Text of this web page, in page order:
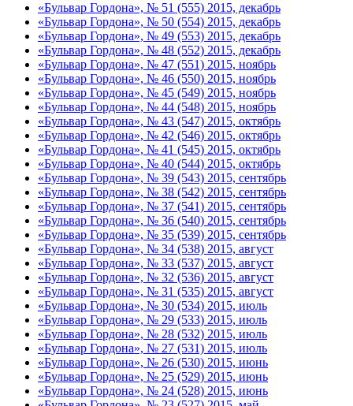
«Бульвар Гордона», № 51 (555) 2015, декабрь
«Бульвар Гордона», № 50 (554) 2015, декабрь
«Бульвар Гордона», № 49 (553) 2015, декабрь
«Бульвар Гордона», № 48 (552) 2015, декабрь
«Бульвар Гордона», № 47 (551) 2015, ноябрь
«Бульвар Гордона», № 46 (550) 2015, ноябрь
«Бульвар Гордона», № 45 (549) 2015, ноябрь
«Бульвар Гордона», № 44 (548) 2015, ноябрь
«Бульвар Гордона», № 43 (547) 2015, октябрь
«Бульвар Гордона», № 42 (546) 2015, октябрь
«Бульвар Гордона», № 41 (545) 2015, октябрь
«Бульвар Гордона», № 40 (544) 2015, октябрь
«Бульвар Гордона», № 39 (543) 2015, сентябрь
«Бульвар Гордона», № 38 (542) 2015, сентябрь
«Бульвар Гордона», № 37 (541) 2015, сентябрь
«Бульвар Гордона», № 36 (540) 2015, сентябрь
«Бульвар Гордона», № 35 (539) 2015, сентябрь
«Бульвар Гордона», № 34 (538) 2015, август
«Бульвар Гордона», № 33 (537) 2015, август
«Бульвар Гордона», № 32 (536) 2015, август
«Бульвар Гордона», № 31 (535) 2015, август
«Бульвар Гордона», № 30 (534) 2015, июль
«Бульвар Гордона», № 29 (533) 2015, июль
«Бульвар Гордона», № 28 (532) 2015, июль
«Бульвар Гордона», № 27 (531) 2015, июль
«Бульвар Гордона», № 26 (530) 2015, июнь
«Бульвар Гордона», № 25 (529) 2015, июнь
«Бульвар Гордона», № 24 (528) 2015, июнь